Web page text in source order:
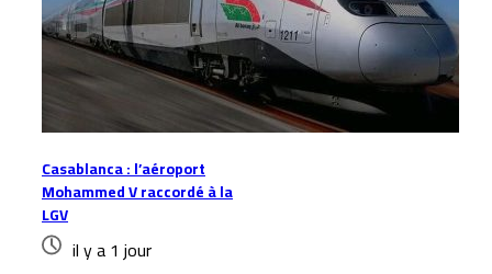
Casablanca : l’aéroport
Mohammed V raccordé à la
LGV
il y a 1 jour